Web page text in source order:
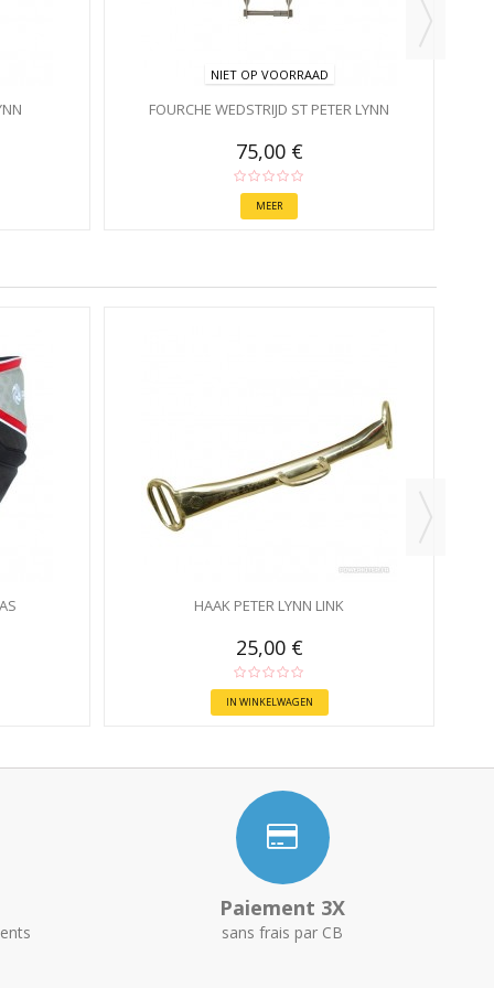
NIET OP VOORRAAD
FOURCHE WEDSTRIJD ST PETER LYNN
75,00 €
MEER
HAAK PETER LYNN LINK
25,00 €
IN WINKELWAGEN
Paiement 3X
sans frais par CB